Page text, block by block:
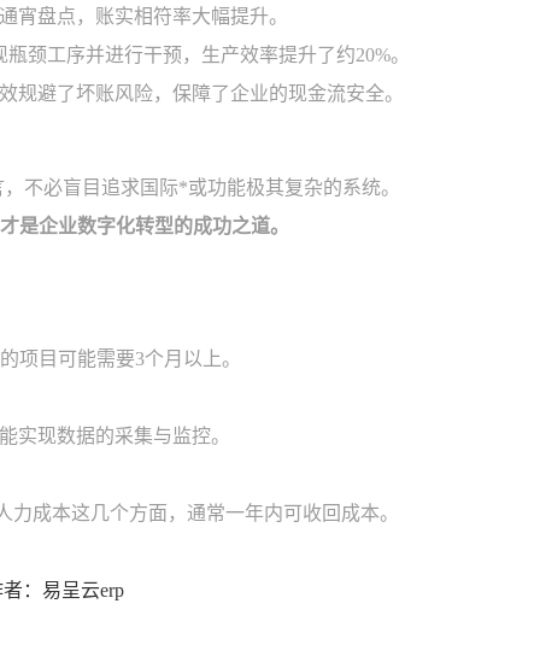
宵盘点，账实相符率大幅提升。
颈工序并进行干预，生产效率提升了约20%。
避了坏账风险，保障了企业的现金流安全。
不必盲目追求国际*或功能极其复杂的系统。
是企业数字化转型的成功之道。
项目可能需要3个月以上。
实现数据的采集与监控。
成本这几个方面，通常一年内可收回成本。
者：易呈云erp